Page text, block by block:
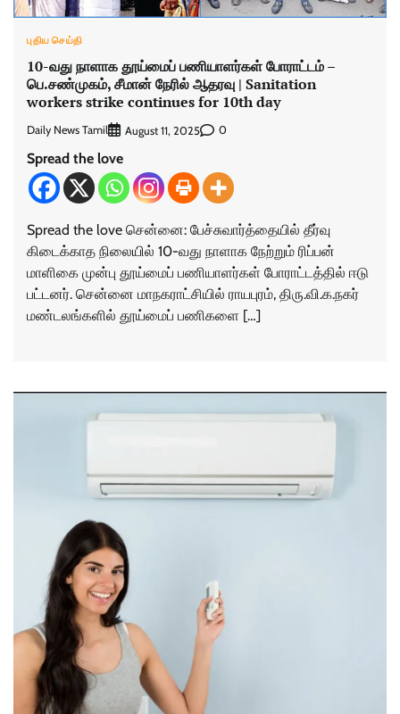
புதிய செய்தி
10-வது நாளாக தூய்மைப் பணியாளர்கள் போராட்டம் –
பெ.சண்முகம், சீமான் நேரில் ஆதரவு | Sanitation
workers strike continues for 10th day
Daily News Tamil August 11, 2025 0
Spread the love
Spread the love சென்னை: பேச்சு​வார்த்​தை​யில் தீர்வு
கிடைக்​காத நிலை​யில் 10-வது நாளாக நேற்​றும் ரிப்​பன்
மாளிகை முன்பு தூய்​மைப் பணியாளர்​கள் போராட்டத்தில் ஈடு​
பட்​டனர். சென்னை மாநக​ராட்​சி​யில் ராயபுரம், திரு.​வி.க.நகர்
மண்​டலங்​களில் தூய்​மைப் பணி​களை […]